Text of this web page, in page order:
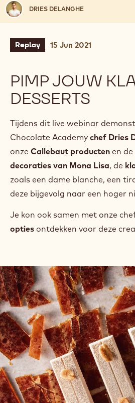
V
d
e
o
:
Video afspelen
Video
Dries
Delanghe
DRIES DELANGHE
PIMP JOUW
DESSERTS
Chocolate Academychef Dries
onzeCallebaut producten en de
decoraties van Mona Lisa, de
zoals een dame blanche, een
deze bijgevolg naar een hoger
Je kon ook samen met onze
optiesontdekken voor deze